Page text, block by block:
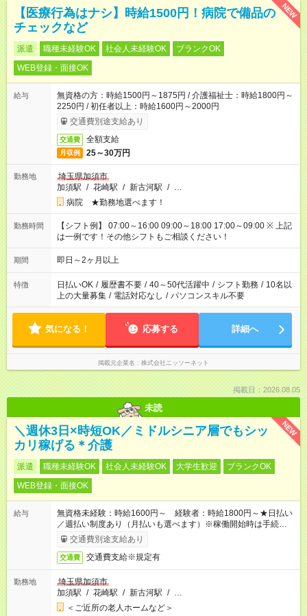
NEW
【医療行為はナシ】時給1500円！病院で備品の
チェックなど
派遣 職種未経験OK 社会人未経験OK
ブランクOK
WEB登録・面接OK
給与
無資格の方：時給1500円～1875円 / 介護福祉士：時給1800円～
2250円 / 初任者以上：時給1600円～2000円
交通費別途支給あり
交通費 全額支給
月収例 25～30万円
勤務地
埼玉県加須市
加須駅 / 花崎駅 / 新古河駅 / …
病院 ★勤務地選べます！
勤務時間
【シフト例】 07:00～16:00 09:00～18:00 17:00～09:00 ※ 上記
は一例です！その他シフトもご相談ください！
期間 即日～2ヶ月以上
特徴 日払いOK / 履歴書不要 / 40～50代活躍中 / シフト勤務 / 10名以
上の大量募集 / 電話対応なし / パソコンスキル不要
気になる！ 応募する 詳細へ
掲載元企業名 株式会社ニッソーネット
掲載日：2026.08.05
未読
NEW
＼週休3日×時短OK／ミドルシニア層でもシッ
カリ稼げる＊介護
派遣 職種未経験OK 社会人未経験OK 大学生歓迎
ブランクOK
WEB登録・面接OK
給与
無資格未経験：時給1600円～ 経験者：時給1800円～★日払い
／週払い制度あり（月払いも選べます）※稼働開始時は手続き完
了次第のお支払いとなります。
交通費別途支給あり
交通費 交通費支給※規定有
勤務地
埼玉県加須市
加須駅 / 花崎駅 / 新古河駅 / …
＜ご近所の老人ホームなど＞